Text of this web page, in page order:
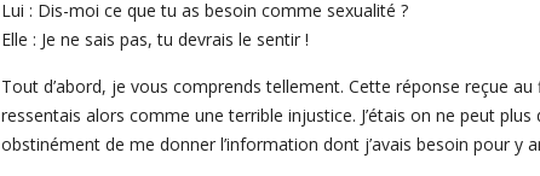
Lui : Dis-moi ce que tu as besoin comme sexualité ?
Elle : Je ne sais pas, tu devrais le sentir !
Tout d’abord, je vous comprends tellement. Cette réponse reçue
ressentais alors comme une terrible injustice. J’étais on ne peut
obstinément de me donner l’information dont j’avais besoin pour y